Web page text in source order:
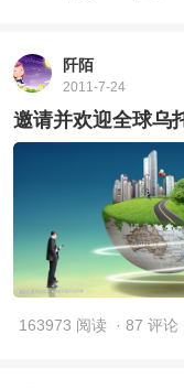
阡陌
2011-7-24
邀请并欢迎全球乌
163973 阅读 · 87 评论